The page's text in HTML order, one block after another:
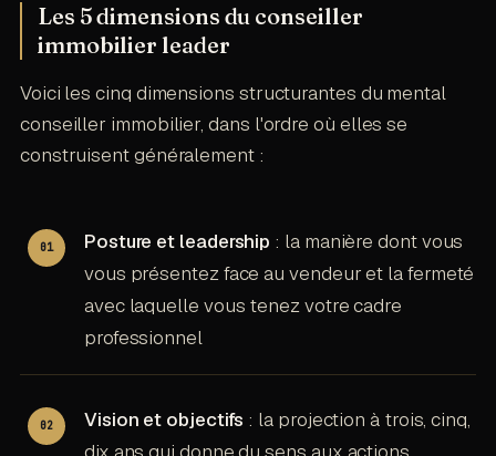
Les 5 dimensions du conseiller
immobilier leader
Voici les cinq dimensions structurantes du mental
conseiller immobilier, dans l'ordre où elles se
construisent généralement :
Posture et leadership : la manière dont vous
vous présentez face au vendeur et la fermeté
avec laquelle vous tenez votre cadre
professionnel
Vision et objectifs : la projection à trois, cinq,